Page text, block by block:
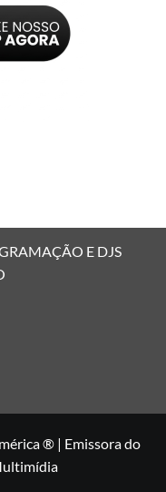
E DJS
® | Emissora do